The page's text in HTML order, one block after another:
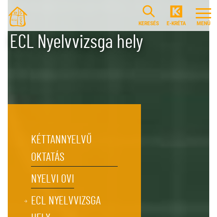
Ugrás a tartalomra
KERESÉS E-KRÉTA
ECL Nyelvvizsga hely
KÉTTANNYELVŰ
OKTATÁS
NYELVI OVI
ECL NYELVVIZSGA